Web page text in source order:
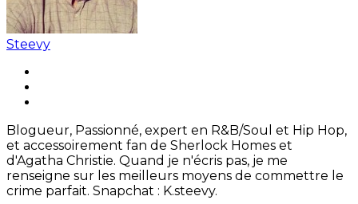
Steevy
Blogueur, Passionné, expert en R&B/Soul et Hip Hop,
et accessoirement fan de Sherlock Homes et
d'Agatha Christie. Quand je n'écris pas, je me
renseigne sur les meilleurs moyens de commettre le
crime parfait. Snapchat : K.steevy.